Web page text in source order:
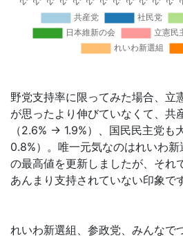
野党支持率に限ってみた場合、立
が思ったより伸びていなくて、共
（2.6% → 1.9%）、国民民主党も
0.8%）。唯一元気なのはれいわ
の最高値を更新しましたが、それ
あんまり支持されていない印象で
れいわ新選組、参政党、みんなで